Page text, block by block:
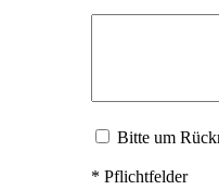
Bitte um
* Pflichtfelder